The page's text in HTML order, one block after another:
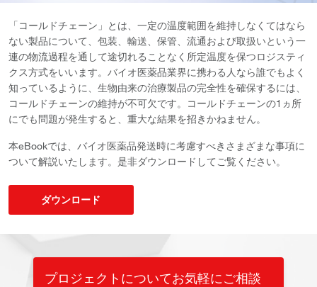
「コールドチェーン」とは、一定の温度範囲を維持しなくてはなら
ない製品について、包装、輸送、保管、流通および取扱いという一
連の物流過程を通して途切れることなく所定温度を保つロジスティ
クス方式をいいます。バイオ医薬品業界に携わる人なら誰でもよく
知っているように、生物由来の治療製品の完全性を確保するには、
コールドチェーンの維持が不可欠です。コールドチェーンの1ヵ所
にでも問題が発生すると、重大な結果を招きかねません。
本eBookでは、バイオ医薬品発送時に考慮すべきさまざまな事項に
ついて解説いたします。是非ダウンロードしてご覧ください。
ダウンロード
プロジェクトについてお気軽にご相談